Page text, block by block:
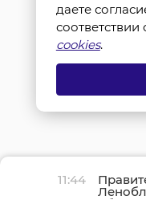
11:44
даете
соответствии
cookies.